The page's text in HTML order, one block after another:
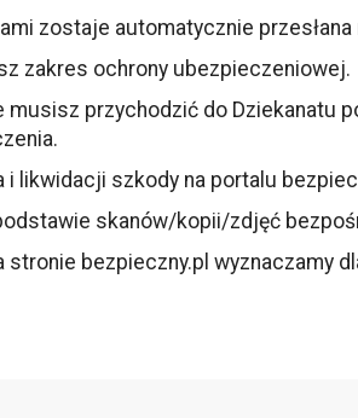
zostaje automatycznie
zakres ochrony ubezpieczeniowej.
przychodzić do Dziekanatu
i likwidacji szkody na portalu
skanów/kopii/zdjęć
bezpieczny.pl wyznaczamy